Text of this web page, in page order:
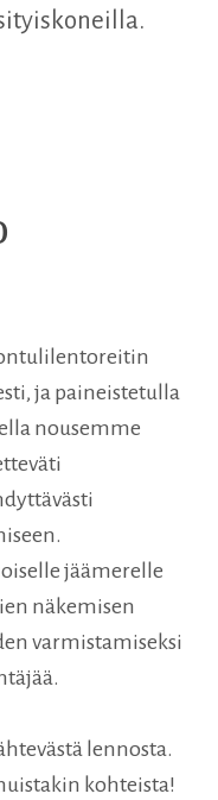
ja paineistetulla
nousemme
jäämerelle
näkemisen
varmistamiseksi
lennosta.
kohteista!